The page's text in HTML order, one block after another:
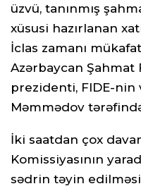
üzvü, tanınmış
xüsusi hazırlanan
İclas zamanı
Azərbaycan Şahmat
prezidenti, FIDE-
Məmmədov
İki saatdan çox
Komissiyasının
sədrin təyin